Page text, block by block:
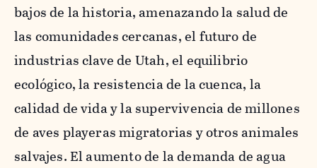
bajos de la historia, amenazando la salud de
las comunidades cercanas, el futuro de
industrias clave de Utah, el equilibrio
ecológico, la resistencia de la cuenca, la
calidad de vida y la supervivencia de millones
de aves playeras migratorias y otros animales
salvajes. El aumento de la demanda de agua